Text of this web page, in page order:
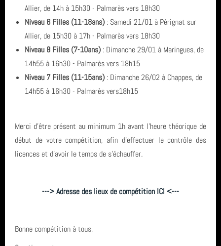
Allier, de 14h à 15h30 - Palmarès vers 18h30
Niveau 6 Filles (11-18ans) : Samedi 21/01 à Pérignat sur
Allier, de 15h30 à 17h - Palmarès vers 18h30
Niveau 8 Filles (7-10ans) : Dimanche 29/01 à Maringues, de
14h55 à 16h30 - Palmarès vers 18h15
Niveau 7 Filles (11-15ans) : Dimanche 26/02 à Chappes, de
14h55 à 16h30 - Palmarès vers18h15
Merci d'être présent au minimum 1h avant l'heure théorique de
début de votre compétition, afin d'effectuer le contrôle des
licences et d'avoir le temps de s'échauffer.
---> Adresse des lieux de compétition ICI <---
Bonne compétition à tous,